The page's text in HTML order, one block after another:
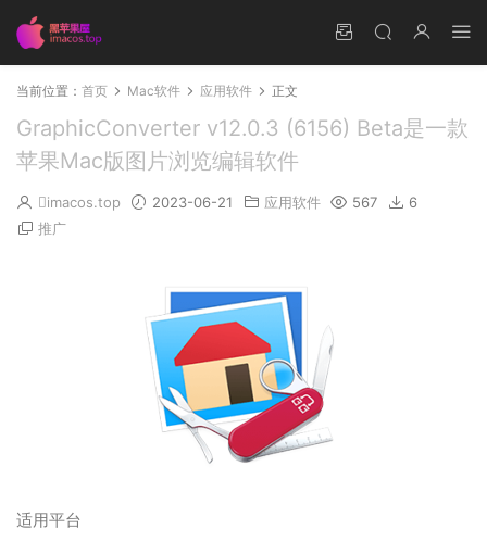
当前位置： 首页 Mac软件 应用软件 正文
GraphicConverter v12.0.3 (6156) Beta是一款
苹果Mac版图片浏览编辑软件
imacos.top 2023-06-21 应用软件 567
6
推广
适用平台